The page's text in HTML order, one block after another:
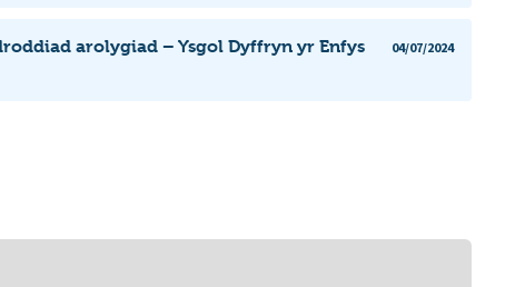
arolygiad – Ysgol Dyffryn yr Enfys
04/07/2024